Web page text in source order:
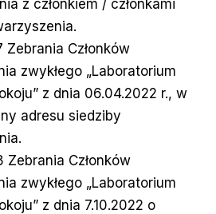
z członkiem / członkami
Zebrania Członków
zwykłego „Laboratorium
z dnia 06.04.2022 r., w
adresu siedziby
Zebrania Członków
zwykłego „Laboratorium
z dnia 7.10.2022 o